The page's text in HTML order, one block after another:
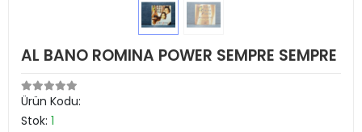
AL BANO ROMINA POWER SEMPRE SEMPRE
Ürün Kodu:
Stok: 1